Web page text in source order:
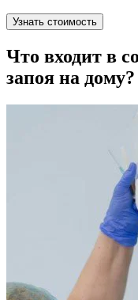
Узнать стоимость
Что входит в
запоя на дому?